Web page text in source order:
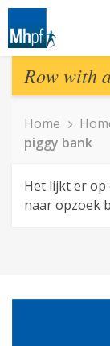
Row with
Home
piggy bank
Het lijkt er op
naar opzoek